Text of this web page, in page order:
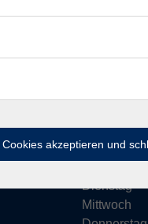
Wir
Ab
Dienstag
Mittwoch
Cookies akzeptieren und